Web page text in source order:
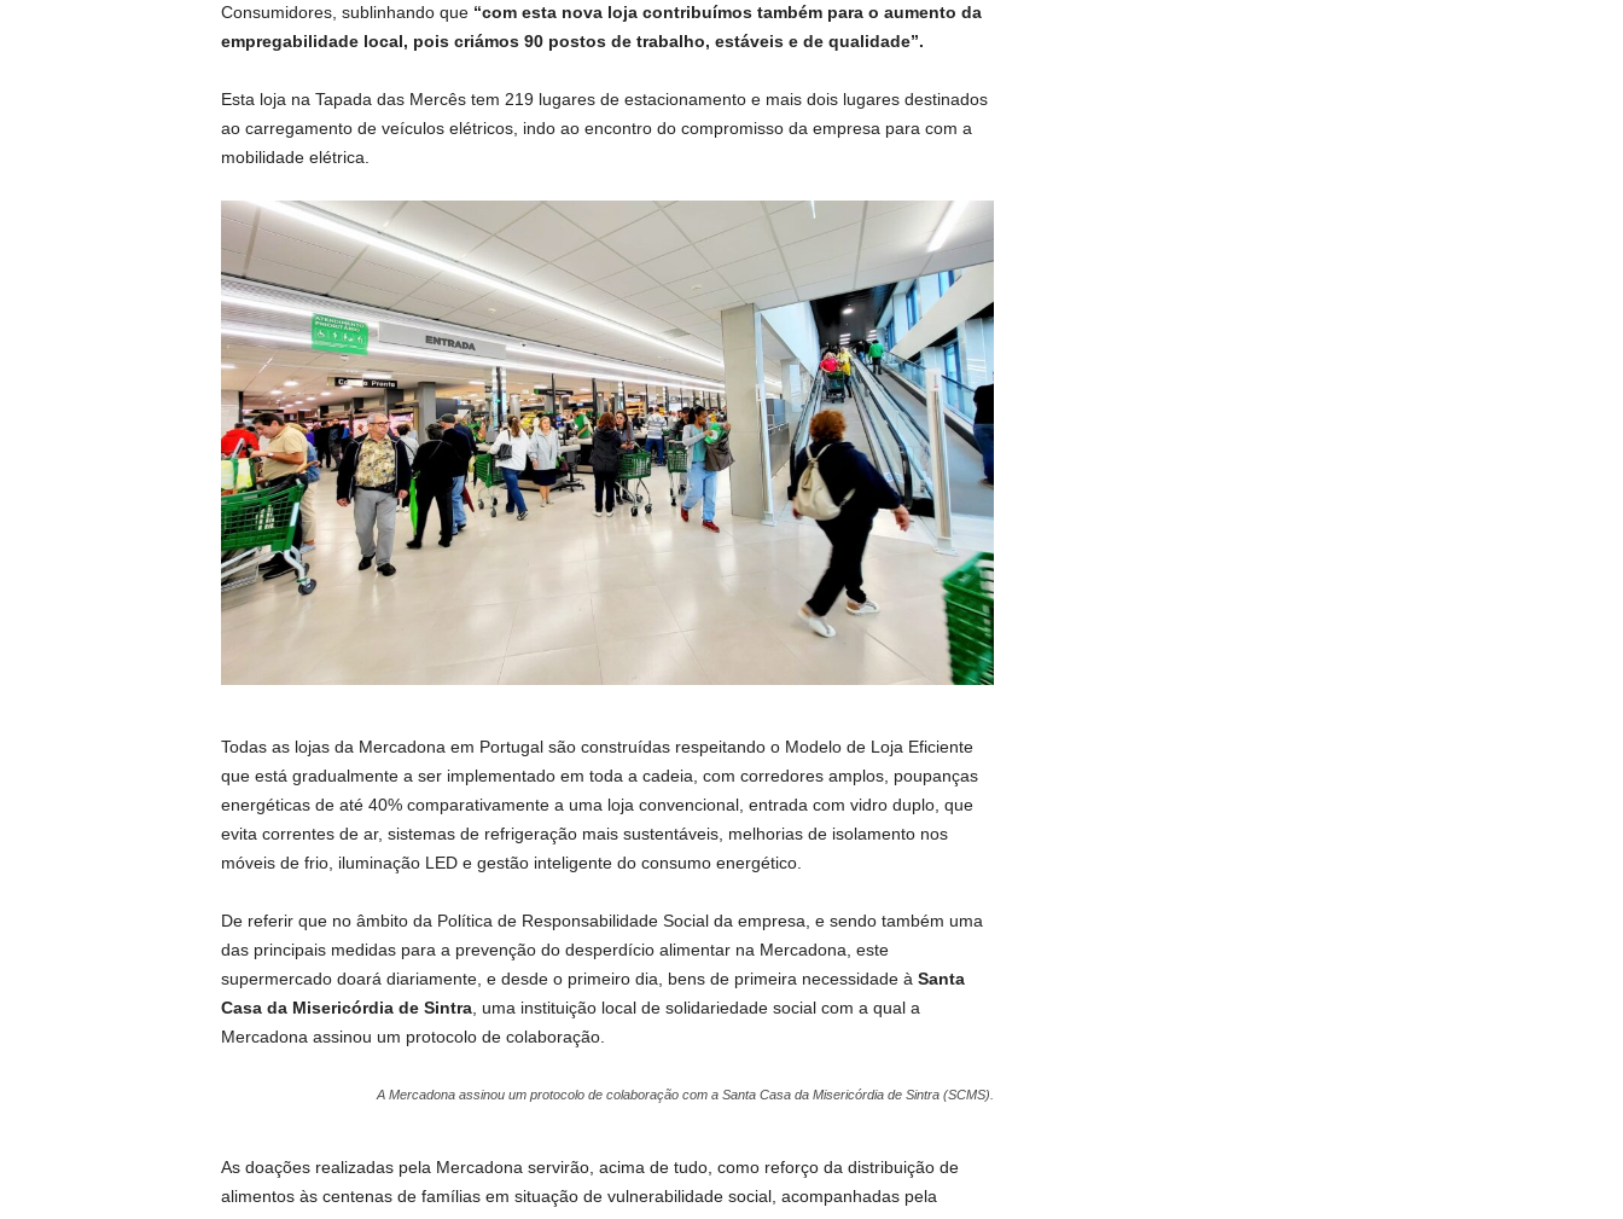
Consumidores, sublinhando que “com esta nova loja contribuímos também para o aumento da
empregabilidade local, pois criámos 90 postos de trabalho, estáveis e de qualidade”.
Esta loja na Tapada das Mercês tem 219 lugares de estacionamento e mais dois lugares destinados
ao carregamento de veículos elétricos, indo ao encontro do compromisso da empresa para com a
mobilidade elétrica.
Todas as lojas da Mercadona em Portugal são construídas respeitando o Modelo de Loja Eficiente
que está gradualmente a ser implementado em toda a cadeia, com corredores amplos, poupanças
energéticas de até 40% comparativamente a uma loja convencional, entrada com vidro duplo, que
evita correntes de ar, sistemas de refrigeração mais sustentáveis, melhorias de isolamento nos
móveis de frio, iluminação LED e gestão inteligente do consumo energético.
De referir que no âmbito da Política de Responsabilidade Social da empresa, e sendo também uma
das principais medidas para a prevenção do desperdício alimentar na Mercadona, este
supermercado doará diariamente, e desde o primeiro dia, bens de primeira necessidade à Santa
Casa da Misericórdia de Sintra, uma instituição local de solidariedade social com a qual a
Mercadona assinou um protocolo de colaboração.
A Mercadona assinou um protocolo de colaboração com a Santa Casa da Misericórdia de Sintra (SCMS).
As doações realizadas pela Mercadona servirão, acima de tudo, como reforço da distribuição de
alimentos às centenas de famílias em situação de vulnerabilidade social, acompanhadas pela